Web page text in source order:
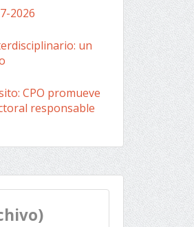
2026
un
CPO promueve
responsable